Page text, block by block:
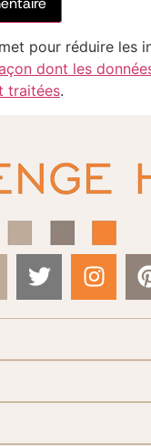
pour réduire les
dont les
traitées.